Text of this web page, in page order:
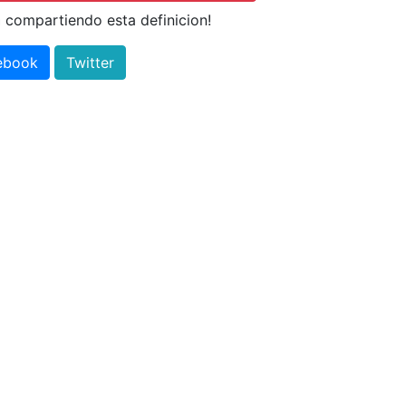
compartiendo esta definicion!
Twitter